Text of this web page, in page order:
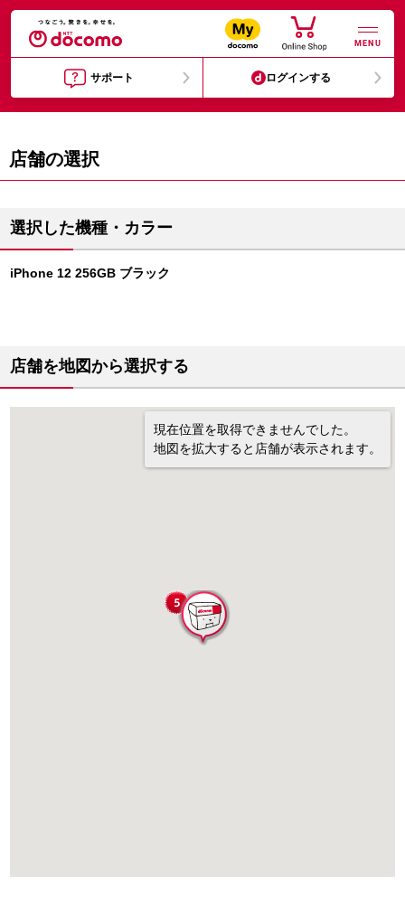
MENU
サポート ログインする
店舗の選択
選択した機種・カラー
iPhone 12 256GB ブラック
店舗を地図から選択する
現在位置を取得できませんでした。
地図を拡大すると店舗が表示されます。